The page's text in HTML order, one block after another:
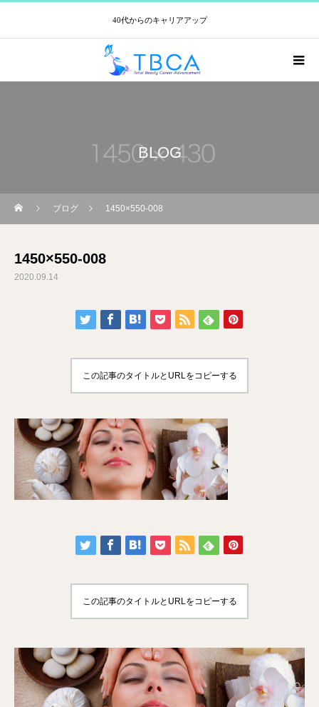
40代からのキャリアアップ
BLOG
ブログ 1450×550-008
1450×550-008
2020.09.14
この記事のタイトルとURLをコピーする
この記事のタイトルとURLをコピーする